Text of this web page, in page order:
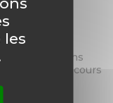
sans
ont cessé le recours
tous leurs
compris).
les